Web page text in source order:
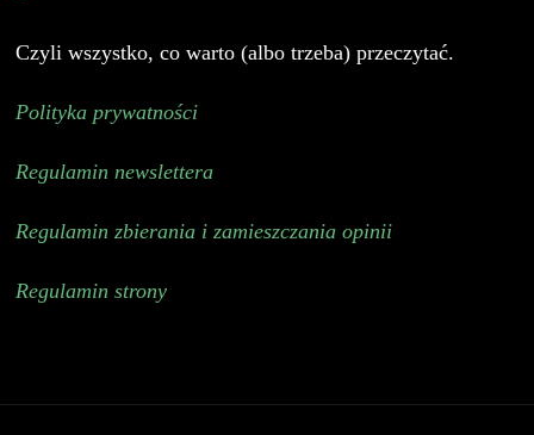
Czyli wszystko, co warto (albo trzeba) przeczytać.
Polityka prywatności
Regulamin newslettera
Regulamin zbierania i zamieszczania opinii
Regulamin strony